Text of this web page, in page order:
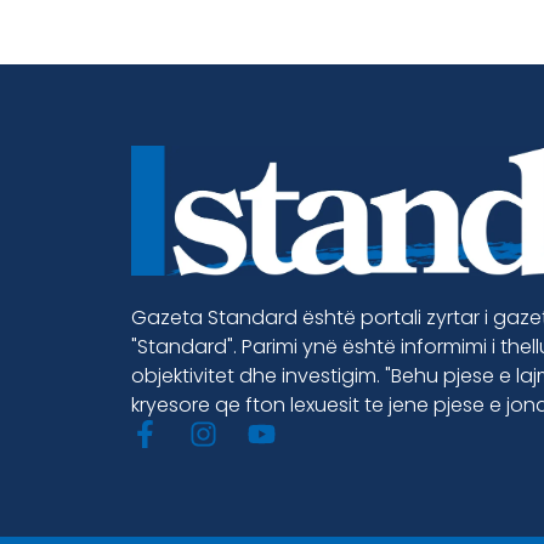
Gazeta Standard është portali zyrtar i
"Standard". Parimi ynë është informimi i
objektivitet dhe investigim. "Behu pjese e
kryesore qe fton lexuesit te jene pjese e